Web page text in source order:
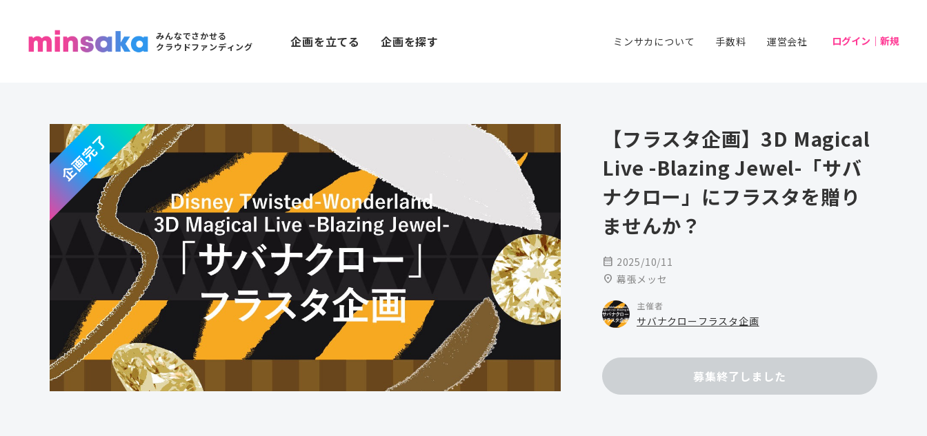
みんなでさかせる
クラウドファンディング
企画を立てる 企画を探す ミンサカについて 手数料 運営会社 ログイン｜新規
企画完了
【フラスタ企画】3D Magical
Live -Blazing Jewel-「サバ
ナクロー」にフラスタを贈り
ませんか？
calendar_month 2025/10/11
location_on 幕張メッセ
主催者
サバナクローフラスタ企画
募集終了しました